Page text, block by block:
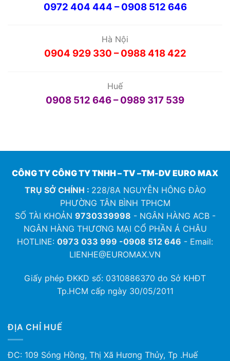
0972 404 444 – 0908 512 646
Hà Nội
0904 929 330 – 0988 418 422
Huế
0908 512 646 – 0989 317 539
CÔNG TY CÔNG TY TNHH – TV –TM-DV EURO MAX
TRỤ SỞ CHÍNH : 228/8A NGUYỄN HÔNG ĐÀO
PHƯỜNG TÂN BÌNH TPHCM
SỐ TÀI KHOẢN 9730339998 - NGÂN HÀNG ACB -
NGÂN HÀNG THƯƠNG MẠI CỔ PHẦN Á CHÂU
HOTLINE: 0973 033 999 -0908 512 646 - Email:
LIENHE@EUROMAX.VN
Giấy phép ĐKKD số: 0310886370 do Sở KHĐT
Tp.HCM cấp ngày 30/05/2011
ĐỊA CHỈ HUẾ
ĐC: 109 Sóng Hồng, Thị Xã Hương Thủy, Tp .Huế